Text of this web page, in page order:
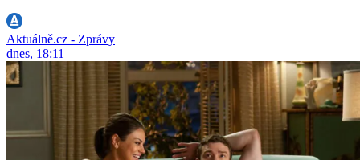
Aktuálně.cz - Zprávy
dnes, 18:11